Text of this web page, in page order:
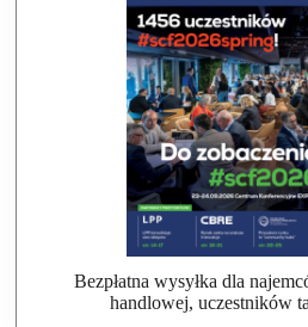
Bezpłatna wysyłka dla
handlowej, uczestników